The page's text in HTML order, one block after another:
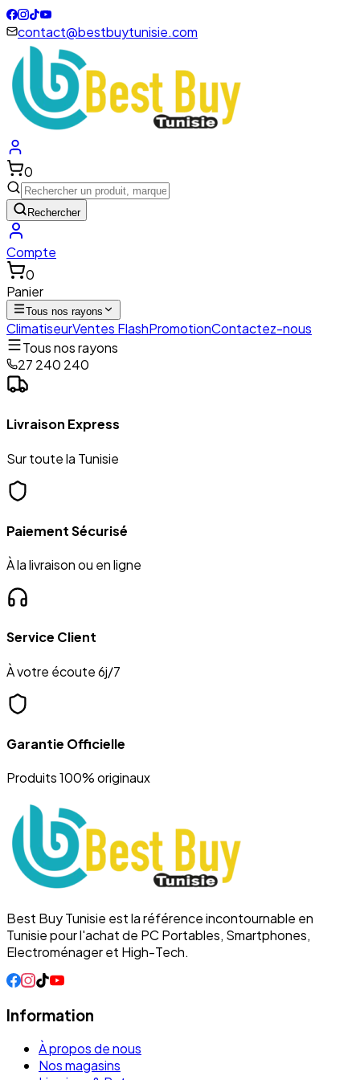
contact@bestbuytunisie.com
0
Rechercher
Compte
0
Panier
Tous nos rayons
ClimatiseurVentes FlashPromotionContactez-nous
Tous nos rayons
27 240 240
Livraison Express
Sur toute la Tunisie
Paiement Sécurisé
À la livraison ou en ligne
Service Client
À votre écoute 6j/7
Garantie Officielle
Produits 100% originaux
Best Buy Tunisie est la référence incontournable en
Tunisie pour l'achat de PC Portables, Smartphones,
Electroménager et High-Tech.
Information
À propos de nous
Nos magasins